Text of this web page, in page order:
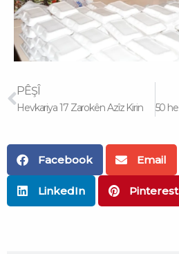
Prev
PÊŞÎ
Hevkariya 17 Zarokên Azîz Kirin
Facebook Email
LinkedIn Pinterest